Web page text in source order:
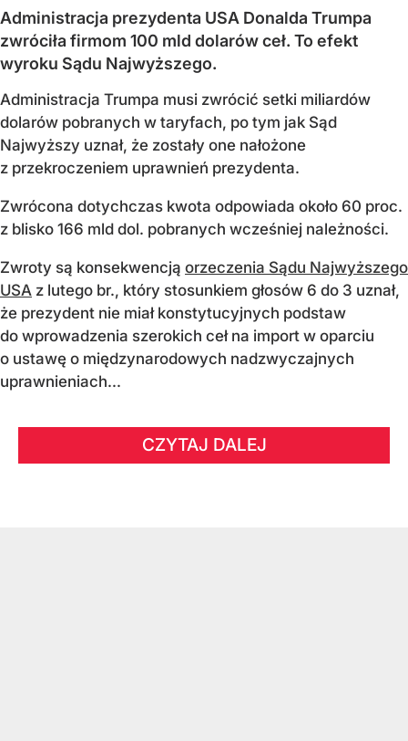
Administracja prezydenta USA Donalda Trumpa
zwróciła firmom 100 mld dolarów ceł. To efekt
wyroku Sądu Najwyższego.
Administracja Trumpa musi zwrócić setki miliardów
dolarów pobranych w taryfach, po tym jak Sąd
Najwyższy uznał, że zostały one nałożone
z przekroczeniem uprawnień prezydenta.
Zwrócona dotychczas kwota odpowiada około 60 proc.
z blisko 166 mld dol. pobranych wcześniej należności.
Zwroty są konsekwencją orzeczenia Sądu Najwyższego
USA z lutego br., który stosunkiem głosów 6 do 3 uznał,
że prezydent nie miał konstytucyjnych podstaw
do wprowadzenia szerokich ceł na import w oparciu
o ustawę o międzynarodowych nadzwyczajnych
uprawnieniach...
CZYTAJ DALEJ